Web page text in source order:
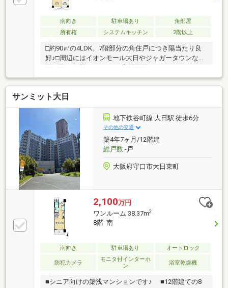
南向き 駐車場あり
角部屋
所有権
システムキッチン 2階以上
□約90㎡の4LDK。7階部分の角住戸につき陽当たり良
好♪□周辺にはイオンモール大日やジャガータウンなど
気軽にお問い合わせ下さい♪―――周辺環境―――・守口
市立梶小学校まで約900m・守口市立梶中学校まで約
950m・阪急オアシス 守口店まで約260m・イオンモ
ール大日まで約1000m・キリン堂 守口店まで約850m
サンミット大日
地下鉄谷町線 大日駅 徒歩6分
その他の交通
築4年7ヶ月/12階建
総戸数-戸
大阪府守口市大日東町
2,100万円
ワンルーム 38.37m2
8階 南
南向き 駐車場あり オートロック
防犯カメラ
モニタ付インターホ
ン
浴室乾燥機
■シニア向けの築浅マンションです♪ ■12階建ての8